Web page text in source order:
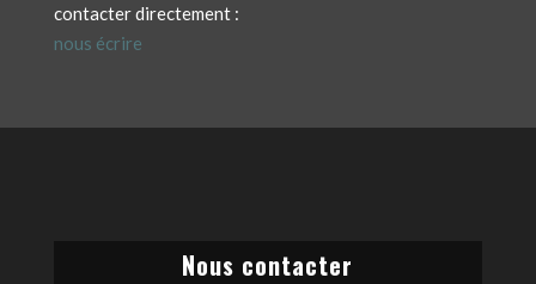
contacter directement :
nous écrire
Nous contacter